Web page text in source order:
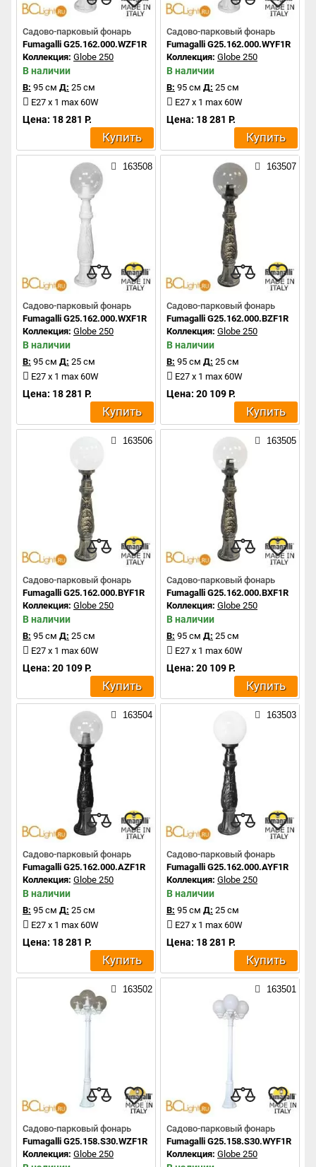
Садово-парковый фонарь
Fumagalli G25.162.000.WZF1R
Коллекция: Globe 250
В наличии
В: 95 см Д: 25 см
E27 x 1 max 60W
Цена: 18 281 Р.
Купить
Садово-парковый фонарь
Fumagalli G25.162.000.WYF1R
Коллекция: Globe 250
В наличии
В: 95 см Д: 25 см
E27 x 1 max 60W
Цена: 18 281 Р.
Купить
163508
Садово-парковый фонарь
Fumagalli G25.162.000.WXF1R
Коллекция: Globe 250
В наличии
В: 95 см Д: 25 см
E27 x 1 max 60W
Цена: 18 281 Р.
Купить
163507
Садово-парковый фонарь
Fumagalli G25.162.000.BZF1R
Коллекция: Globe 250
В наличии
В: 95 см Д: 25 см
E27 x 1 max 60W
Цена: 20 109 Р.
Купить
163506
Садово-парковый фонарь
Fumagalli G25.162.000.BYF1R
Коллекция: Globe 250
В наличии
В: 95 см Д: 25 см
E27 x 1 max 60W
Цена: 20 109 Р.
Купить
163505
Садово-парковый фонарь
Fumagalli G25.162.000.BXF1R
Коллекция: Globe 250
В наличии
В: 95 см Д: 25 см
E27 x 1 max 60W
Цена: 20 109 Р.
Купить
163504
Садово-парковый фонарь
Fumagalli G25.162.000.AZF1R
Коллекция: Globe 250
В наличии
В: 95 см Д: 25 см
E27 x 1 max 60W
Цена: 18 281 Р.
Купить
163503
Садово-парковый фонарь
Fumagalli G25.162.000.AYF1R
Коллекция: Globe 250
В наличии
В: 95 см Д: 25 см
E27 x 1 max 60W
Цена: 18 281 Р.
Купить
163502
Садово-парковый фонарь
Fumagalli G25.158.S30.WZF1R
Коллекция: Globe 250
163501
Садово-парковый фонарь
Fumagalli G25.158.S30.WYF1R
Коллекция: Globe 250